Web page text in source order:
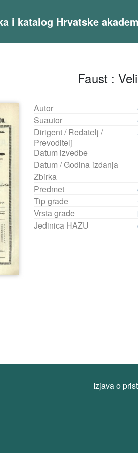
i katalog Hrvatske
Faust :
Autor
Suautor
Dirigent / Redatelj /
Prevoditelj
Datum izvedbe
Datum / Godina izdanja
Zbirka
Predmet
Tip građe
Vrsta građe
Jedinica HAZU
Izjava o